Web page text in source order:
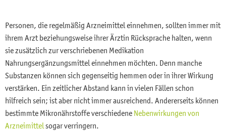
Personen, die regelmäßig Arzneimittel einnehmen, sollten immer mit
ihrem Arzt beziehungsweise ihrer Ärztin Rücksprache halten, wenn
sie zusätzlich zur verschriebenen Medikation
Nahrungsergänzungsmittel einnehmen möchten. Denn manche
Substanzen können sich gegenseitig hemmen oder in ihrer Wirkung
verstärken. Ein zeitlicher Abstand kann in vielen Fällen schon
hilfreich sein; ist aber nicht immer ausreichend. Andererseits können
bestimmte Mikronährstoffe verschiedene Nebenwirkungen von
Arzneimittel sogar verringern.